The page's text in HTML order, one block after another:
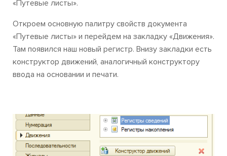
«Путевые листы».
Откроем основную палитру свойств документа
«Путевые листы» и перейдем на закладку «Движения».
Там появился наш новый регистр. Внизу закладки есть
конструктор движений, аналогичный конструктору
ввода на основании и печати.